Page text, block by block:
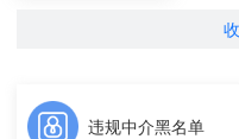
违规中介黑名单